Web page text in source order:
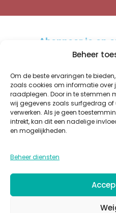
Beheer
Om de beste ervaringen te
zoals cookies om informatie
raadplegen. Door in te stemmen
wij gegevens zoals surfgedrag of
verwerken. Als je geen
intrekt, kan dit een nadelige
en mogelijkheden.
Beheer diensten
Abonneer je op
PRIVACYCOOKIES